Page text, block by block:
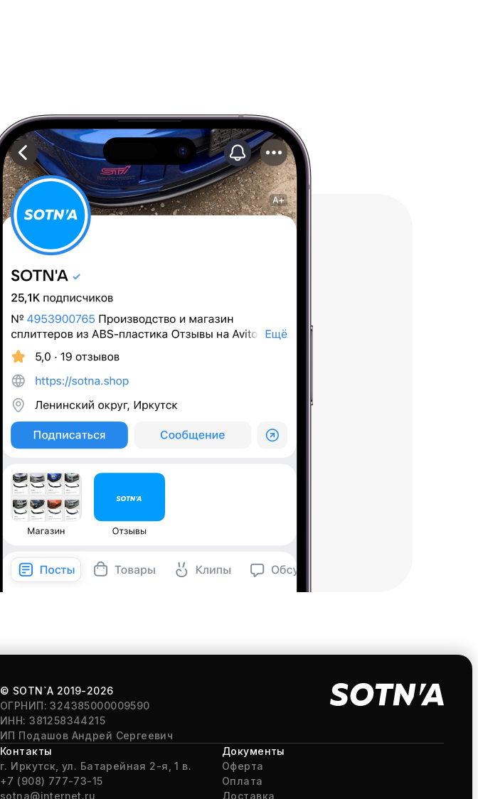
© SOTN`A 2019-2026
ОГРНИП: 324385000009590
ИНН: 381258344215
ИП Подашов Андрей Сергеевич
Контакты
г. Иркутск, ул. Батарейная 2-я, 1 в.
+7 (908) 777-73-15
sotna@internet.ru
Документы
Оферта
Оплата
Доставка